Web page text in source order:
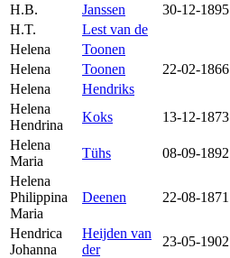
H.B.
Janssen 30-12-1895
H.T.
Lest van de
Helena
Toonen
Helena
Toonen 22-02-1866
Helena
Hendriks
Helena
Hendrina
Koks 13-12-1873
Helena
Maria
Tühs 08-09-1892
Helena
Philippina
Maria
Deenen 22-08-1871
Hendrica
Johanna
Heijden van
der
23-05-1902